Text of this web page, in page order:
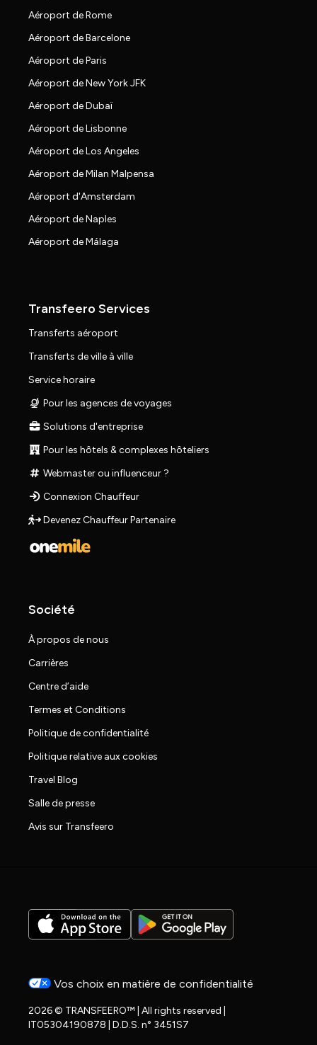
Aéroport de Rome
Aéroport de Barcelone
Aéroport de Paris
Aéroport de New York JFK
Aéroport de Dubaï
Aéroport de Lisbonne
Aéroport de Los Angeles
Aéroport de Milan Malpensa
Aéroport d'Amsterdam
Aéroport de Naples
Aéroport de Málaga
Transfeero Services
Transferts aéroport
Transferts de ville à ville
Service horaire
Pour les agences de voyages
Solutions d'entreprise
Pour les hôtels & complexes hôteliers
Webmaster ou influenceur ?
Connexion Chauffeur
Devenez Chauffeur Partenaire
Société
À propos de nous
Carrières
Centre d’aide
Termes et Conditions
Politique de confidentialité
Politique relative aux cookies
Travel Blog
Salle de presse
Avis sur Transfeero
Vos choix en matière de confidentialité
2026 © TRANSFEERO™ | All rights reserved |
IT05304190878 | D.D.S. n° 3451S7